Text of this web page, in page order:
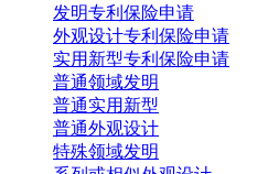
发明专利保险申请
外观设计专利保险申请
实用新型专利保险申请
普通领域发明
普通实用新型
普通外观设计
特殊领域发明